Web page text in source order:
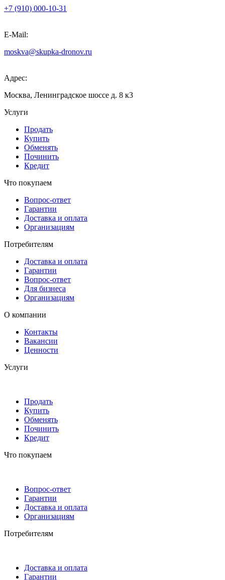
+7 (910) 000-10-31
E-Mail:
moskva@skupka-dronov.ru
Адрес:
Москва, Ленинградское шоссе д. 8 к3
Услуги
Продать
Купить
Обменять
Починить
Кредит
Что покупаем
Вопрос-ответ
Гарантии
Доставка и оплата
Организациям
Потребителям
Доставка и оплата
Гарантии
Вопрос-ответ
Для бизнеса
Организациям
О компании
Контакты
Вакансии
Ценности
Услуги
Продать
Купить
Обменять
Починить
Кредит
Что покупаем
Вопрос-ответ
Гарантии
Доставка и оплата
Организациям
Потребителям
Доставка и оплата
Гарантии